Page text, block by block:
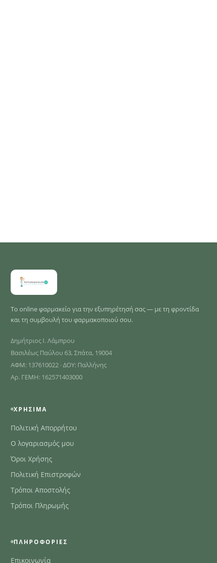
Το online φαρμακείο για την εξυπηρέτησή σας — με τη φροντίδα
και τη συμβουλή του φαρμακοποιού σου.
Δημήτριος Ι. Λάμπρου
Βασιλέως Παύλου 63, Σπάτα, 19004
ΑΦΜ: 137610022 · ΔΟΥ: Παλλήνης
Αρ. ΓΕΜΗ: 162571403000
ΧΡΉΣΙΜΑ
Πολιτική Απορρήτου
Ο λογαριασμός μου
Όροι Χρήσης
Πολιτική Επιστροφών
Τρόποι Αποστολής
Τρόποι Πληρωμής
ΠΛΗΡΟΦΟΡΊΕΣ
Επικοινωνία